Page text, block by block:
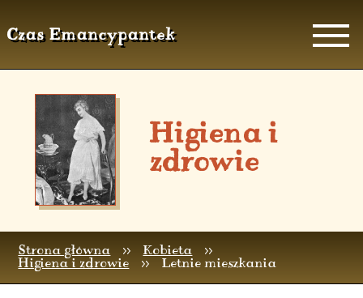
Czas Emancypantek
Higiena i
zdrowie
Strona główna >> Kobieta
>>
Higiena i zdrowie
>> Letnie mieszkania